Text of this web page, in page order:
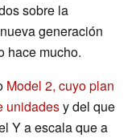
sobre la
generación
hace mucho.
Model 2, cuyo plan
unidadesy del que
Y a escala que a